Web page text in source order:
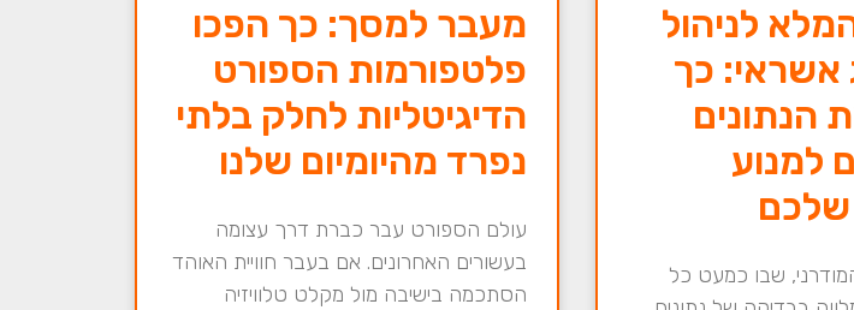
לניהול
אשראי: כך
הנתונים
למנוע
שבו כמעט כל
מעבר למסך: כך הפכו
פלטפורמות הספורט
הדיגיטליות לחלק בלתי
נפרד מהיומיום שלנו
עולם הספורט עבר כברת דרך עצומה
בעשורים האחרונים. אם בעבר חוויית האוהד
הסתכמה בישיבה מול מקלט טלוויזיה